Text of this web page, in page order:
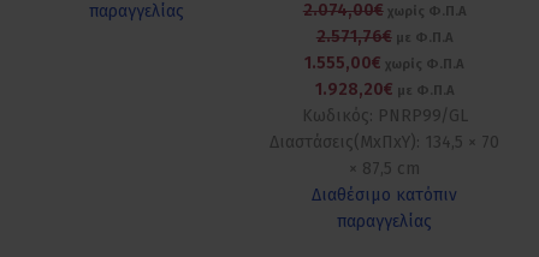
παραγγελίας
2.074,00€χωρίς Φ.Π.Α
2.571,76€με Φ.Π.Α
1.555,00€ χωρίς Φ.Π.Α
1.928,20€ με Φ.Π.Α
Κωδικός: PNRP99/GL
Διαστάσεις(ΜxΠxΥ): 134,5 × 70
× 87,5 cm
Διαθέσιμο κατόπιν
παραγγελίας